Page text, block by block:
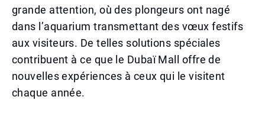
grande attention, où des plongeurs ont nagé
dans l’aquarium transmettant des vœux festifs
aux visiteurs. De telles solutions spéciales
contribuent à ce que le Dubaï Mall offre de
nouvelles expériences à ceux qui le visitent
chaque année.